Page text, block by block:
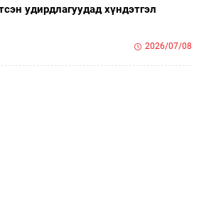
удирдлагуудад хүндэтгэл
2026/07/08